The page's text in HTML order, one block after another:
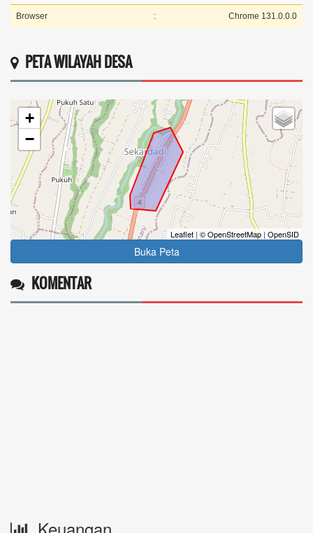
Browser : Chrome 131.0.0.0
PETA WILAYAH DESA
+
−
Leaflet | © OpenStreetMap | OpenSID
Buka Peta
KOMENTAR